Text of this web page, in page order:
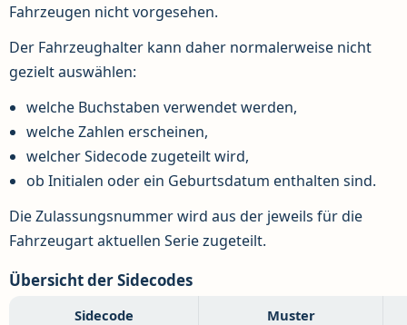
Fahrzeugen nicht vorgesehen.
Der Fahrzeughalter kann daher normalerweise nicht
gezielt auswählen:
welche Buchstaben verwendet werden,
welche Zahlen erscheinen,
welcher Sidecode zugeteilt wird,
ob Initialen oder ein Geburtsdatum enthalten sind.
Die Zulassungsnummer wird aus der jeweils für die
Fahrzeugart aktuellen Serie zugeteilt.
Übersicht der Sidecodes
Sidecode Muster